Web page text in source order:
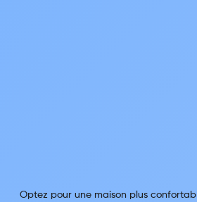
Optez pour une maison plus